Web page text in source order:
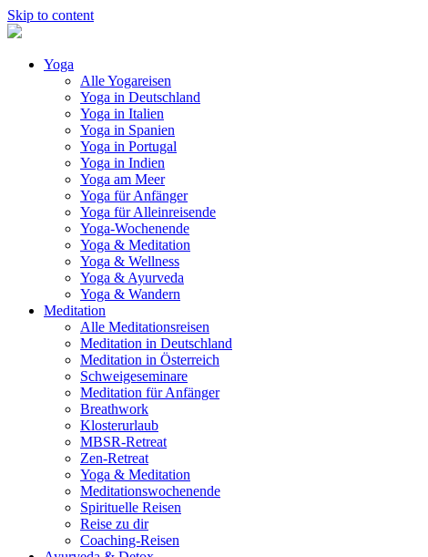
Skip to content
Yoga
Alle Yogareisen
Yoga in Deutschland
Yoga in Italien
Yoga in Spanien
Yoga in Portugal
Yoga in Indien
Yoga am Meer
Yoga für Anfänger
Yoga für Alleinreisende
Yoga-Wochenende
Yoga & Meditation
Yoga & Wellness
Yoga & Ayurveda
Yoga & Wandern
Meditation
Alle Meditationsreisen
Meditation in Deutschland
Meditation in Österreich
Schweigeseminare
Meditation für Anfänger
Breathwork
Klosterurlaub
MBSR-Retreat
Zen-Retreat
Yoga & Meditation
Meditationswochenende
Spirituelle Reisen
Reise zu dir
Coaching-Reisen